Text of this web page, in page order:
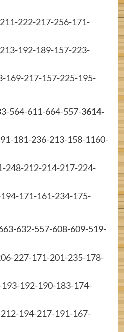
222-217-256-171-
192-189-157-223-
169-217-157-225-195-
564-611-664-557-3614-
181-236-213-158-1160-
248-212-214-217-224-
171-161-234-175-
632-557-608-609-519-
227-171-201-235-178-
192-190-183-174-
194-217-191-167-